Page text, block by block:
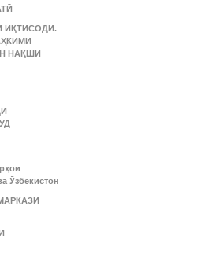
ИҚТИСОДӢ.
НАҚШИ
Ӯзбекистон